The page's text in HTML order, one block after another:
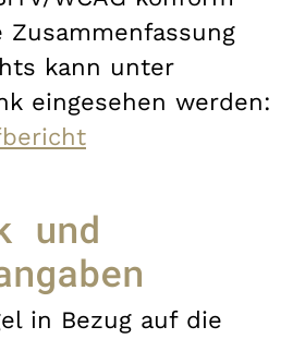
Zusammenfassung
kann unter
eingesehen werden:
und
in Bezug auf die